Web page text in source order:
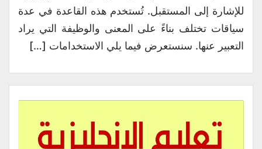
للإشارة إلى المستقبل. تُستخدم هذه القاعدة في عدة
سياقات تختلف بناءً على المعنى والوظيفة التي يراد
التعبير عنها. سنستعرض فيما يلي الاستخدامات […]